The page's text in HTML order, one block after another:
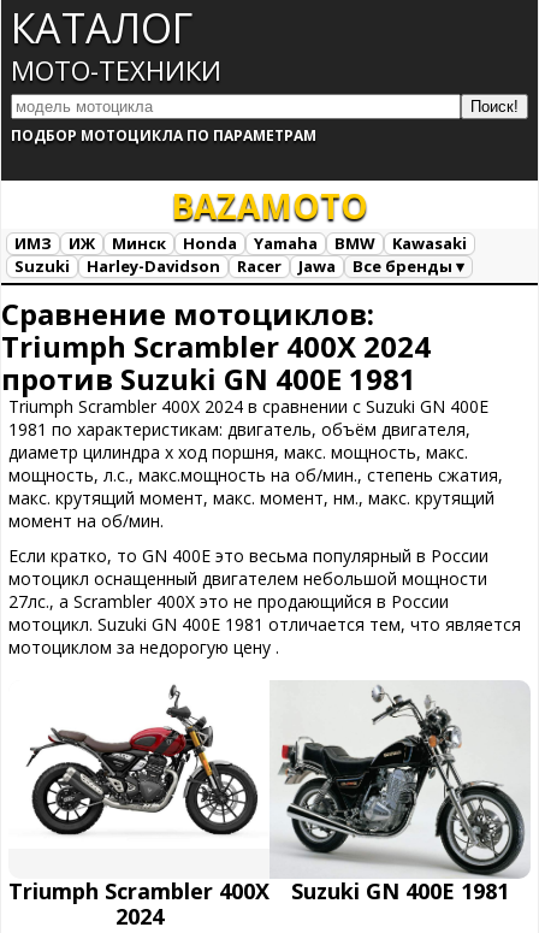
КАТАЛОГ
МОТО-ТЕХНИКИ
ПОДБОР МОТОЦИКЛА ПО ПАРАМЕТРАМ
BAZAMOTO
ИМЗ ИЖ Минск Honda Yamaha BMW
Kawasaki
Suzuki
Harley-Davidson Racer Jawa
Все бренды ▾
Сравнение мотоциклов:
Triumph Scrambler 400X 2024
против Suzuki GN 400E 1981
Triumph Scrambler 400X 2024 в сравнении с Suzuki GN 400E
1981 по характеристикам: двигатель, объём двигателя,
диаметр цилиндра х ход поршня, макс. мощность, макс.
мощность, л.с., макс.мощность на об/мин., степень сжатия,
макс. крутящий момент, макс. момент, нм., макс. крутящий
момент на об/мин.
Если кратко, то GN 400E это весьма популярный в России
мотоцикл оснащенный двигателем небольшой мощности
27лс., а Scrambler 400X это не продающийся в России
мотоцикл. Suzuki GN 400E 1981 отличается тем, что является
мотоциклом за недорогую цену .
Triumph Scrambler 400X
2024
Suzuki GN 400E 1981